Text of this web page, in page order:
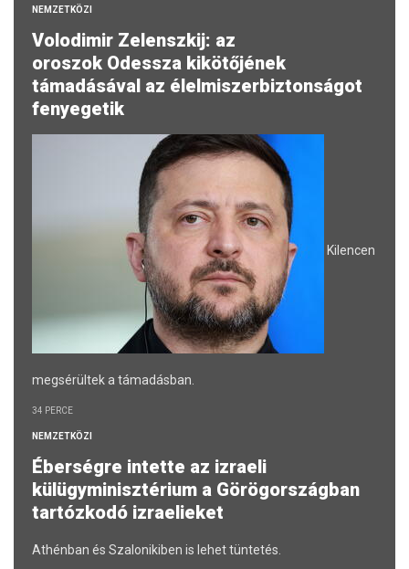
NEMZETKÖZI
Volodimir Zelenszkij: az
oroszok Odessza kikötőjének
támadásával az élelmiszerbiztonságot
fenyegetik
Kilencen
megsérültek a támadásban.
34 PERCE
NEMZETKÖZI
Éberségre intette az izraeli
külügyminisztérium a Görögországban
tartózkodó izraelieket
Athénban és Szalonikiben is lehet tüntetés.